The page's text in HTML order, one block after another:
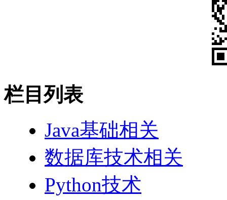
栏目列表
Java基础相关
数据库技术相关
Python技术